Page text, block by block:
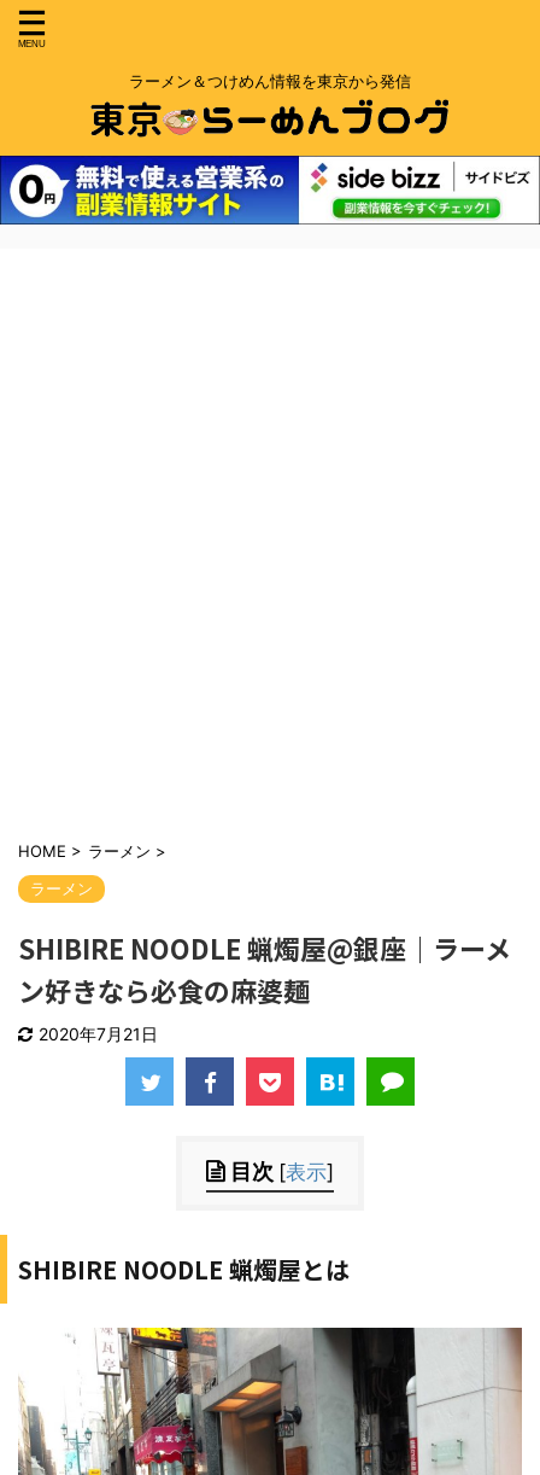
ラーメン＆つけめん情報を東京から発信
HOME > ラーメン >
ラーメン
SHIBIRE NOODLE 蝋燭屋@銀座｜ラーメ
ン好きなら必食の麻婆麺
2020年7月21日
目次 [表示]
SHIBIRE NOODLE 蝋燭屋とは